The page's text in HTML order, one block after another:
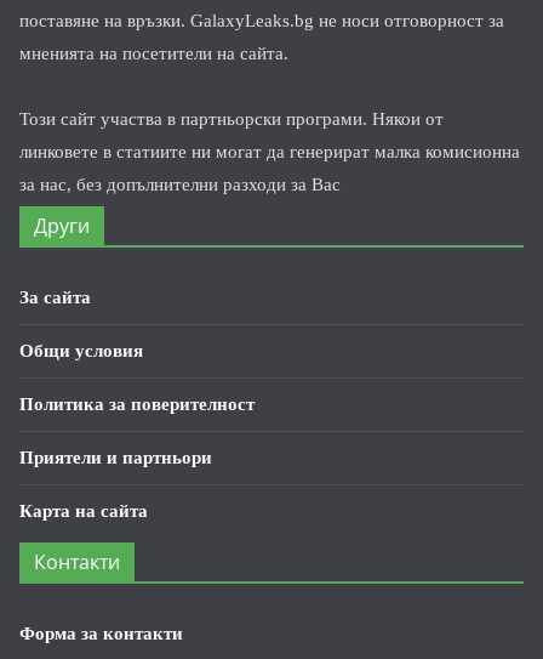
поставяне на връзки. GalaxyLeaks.bg не носи отговорност за
мненията на посетители на сайта.
Този сайт участва в партньорски програми. Някои от
линковете в статиите ни могат да генерират малка комисионна
за нас, без допълнителни разходи за Вас
Други
За сайта
Общи условия
Политика за поверителност
Приятели и партньори
Карта на сайта
Контакти
Форма за контакти